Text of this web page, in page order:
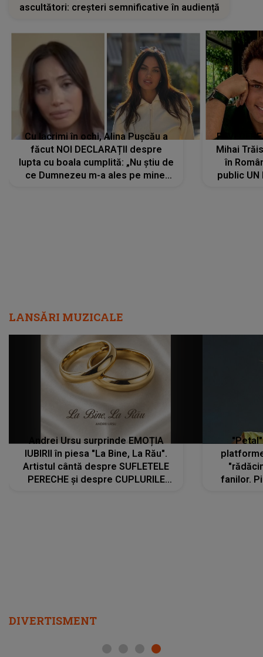
ascultători: creșteri semnificative în audiență
Cu lacrimi în ochi, Alina Pușcău a
făcut NOI DECLARAȚII despre
lupta cu boala cumplită: „Nu știu de
ce Dumnezeu m-a ales pe mine.
Mihai
în
public UN
LANSĂRI MUZICALE
Andrei Ursu surprinde EMOȚIA
IUBIRII în piesa "La Bine, La Rău".
Artistul cântă despre SUFLETELE
PERECHE și despre CUPLURILE
fanilor.
DIVERTISMENT